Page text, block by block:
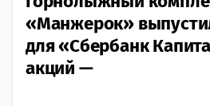
«Манжерок»
для «Сбербанк
акций —